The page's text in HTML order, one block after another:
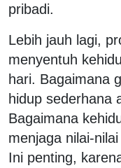
pribadi.
Lebih jauh lagi,
menyentuh
hari. Bagaimana
hidup sederhana
Bagaimana
menjaga nilai-
Ini penting,